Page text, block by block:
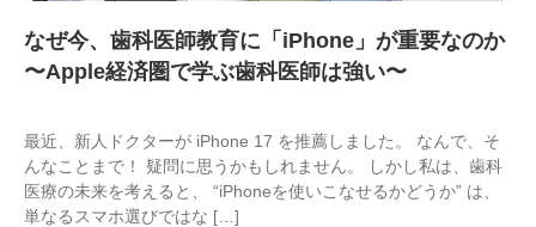
なぜ今、歯科医師教育に「iPhone」が重要なのか
〜Apple経済圏で学ぶ歯科医師は強い〜
最近、新人ドクターが iPhone 17 を推薦しました。 なんで、そ
んなことまで！ 疑問に思うかもしれません。 しかし私は、歯科
医療の未来を考えると、 “iPhoneを使いこなせるかどうか” は、
単なるスマホ選びではな […]